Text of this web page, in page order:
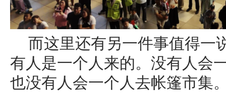
而这里还有另一件事值得一
有人是一个人来的。没有人会
也没有人会一个人去帐篷市集